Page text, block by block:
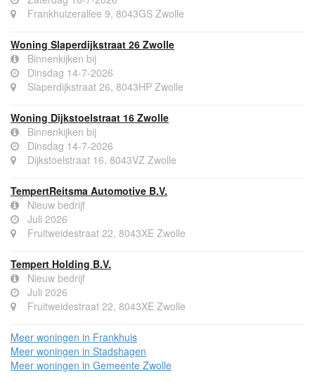
Frankhuizerallee 9, 8043GS Zwolle
Woning Slaperdijkstraat 26 Zwolle
Binnenkijken bij
Dinsdag 14-7-2026
Slaperdijkstraat 26, 8043HP Zwolle
Woning Dijkstoelstraat 16 Zwolle
Binnenkijken bij
Dinsdag 14-7-2026
Dijkstoelstraat 16, 8043VZ Zwolle
TempertReitsma Automotive B.V.
Nieuw bedrijf
Juli 2026
Fruitweidestraat 22, 8043XE Zwolle
Tempert Holding B.V.
Nieuw bedrijf
Juli 2026
Fruitweidestraat 22, 8043XE Zwolle
Meer woningen in Frankhuis
Meer woningen in Stadshagen
Meer woningen in Gemeente Zwolle